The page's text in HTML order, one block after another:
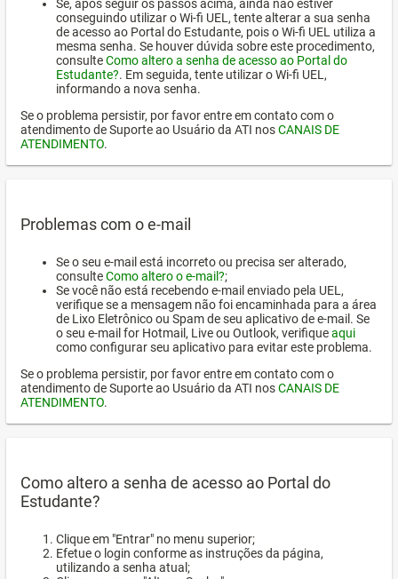
Se, após seguir os passos acima, ainda não estiver
conseguindo utilizar o Wi-fi UEL, tente alterar a sua senha
de acesso ao Portal do Estudante, pois o Wi-fi UEL utiliza a
mesma senha. Se houver dúvida sobre este procedimento,
consulteComo altero a senha de acesso ao Portal do
Estudante?. Em seguida, tente utilizar o Wi-fi UEL,
informando a nova senha.
Se o problema persistir, por favor entre em contato com o
atendimento de Suporte ao Usuário da ATI nosCANAIS DE
ATENDIMENTO.
Problemas com o e-mail
Se o seu e-mail está incorreto ou precisa ser alterado,
consulteComo altero o e-mail?;
Se você não está recebendo e-mail enviado pela UEL,
verifique se a mensagem não foi encaminhada para a área
de Lixo Eletrônico ou Spam de seu aplicativo de e-mail. Se
o seu e-mail for Hotmail, Live ou Outlook, verifiqueaqui
como configurar seu aplicativo para evitar este problema.
Se o problema persistir, por favor entre em contato com o
atendimento de Suporte ao Usuário da ATI nosCANAIS DE
ATENDIMENTO.
Como altero a senha de acesso ao Portal do
Estudante?
Clique em "Entrar" no menu superior;
Efetue o login conforme as instruções da página,
utilizando a senha atual;